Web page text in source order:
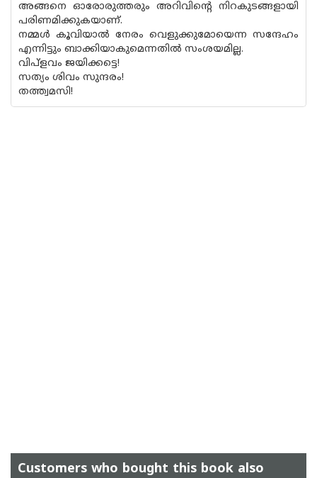
അങ്ങനെ ഓരോരുത്തരും അറിവിൻ്റെ നിറകുടങ്ങളായി
പരിണമിക്കുകയാണ്.
നമ്മൾ കൂവിയാൽ നേരം വെളുക്കുമോയെന്ന സന്ദേഹം
എന്നിട്ടും ബാക്കിയാകുമെന്നതിൽ സംശയമില്ല.
വിപ്ളവം ജയിക്കട്ടെ!
സത്യം ശിവം സുന്ദരം!
തത്ത്വമസി!
Customers who bought this book also